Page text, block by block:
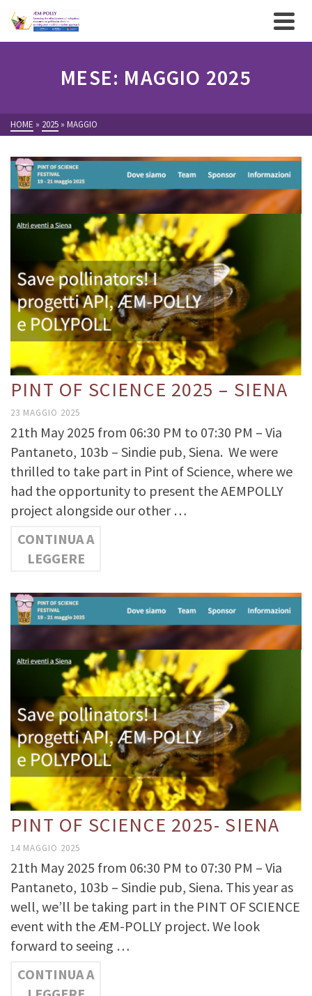
MESE: MAGGIO 2025
HOME » 2025 » MAGGIO
PINT OF SCIENCE 2025 – SIENA
23 MAGGIO 2025
21th May 2025 from 06:30 PM to 07:30 PM – Via
Pantaneto, 103b – Sindie pub, Siena. We were
thrilled to take part in Pint of Science, where we
had the opportunity to present the AEMPOLLY
project alongside our other …
CONTINUA A
LEGGERE
PINT OF SCIENCE 2025- SIENA
14 MAGGIO 2025
21th May 2025 from 06:30 PM to 07:30 PM – Via
Pantaneto, 103b – Sindie pub, Siena. This year as
well, we’ll be taking part in the PINT OF SCIENCE
event with the ÆM-POLLY project. We look
forward to seeing …
CONTINUA A